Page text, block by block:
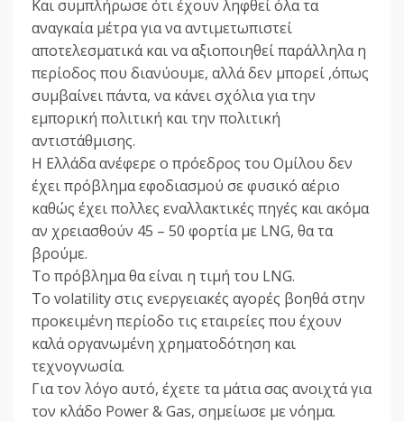
Kαι συμπλήρωσε ότι έχουν ληφθεί όλα τα
αναγκαία μέτρα για να αντιμετωπιστεί
αποτελεσματικά και να αξιοποιηθεί παράλληλα η
περίοδος που διανύουμε, αλλά δεν μπορεί ,όπως
συμβαίνει πάντα, να κάνει σχόλια για την
εμπορική πολιτική και την πολιτική
αντιστάθμισης.
Η Ελλάδα ανέφερε ο πρόεδρος του Ομίλου δεν
έχει πρόβλημα εφοδιασμού σε φυσικό αέριο
καθώς έχει πολλες εναλλακτικές πηγές και ακόμα
αν χρειασθούν 45 – 50 φορτία με LNG, θα τα
βρούμε.
Το πρόβλημα θα είναι η τιμή του LNG.
Το volatility στις ενεργειακές αγορές βοηθά στην
προκειμένη περίοδο τις εταιρείες που έχουν
καλά οργανωμένη χρηματοδότηση και
τεχνογνωσία.
Για τον λόγο αυτό, έχετε τα μάτια σας ανοιχτά για
τον κλάδο Power & Gas, σημείωσε με νόημα.